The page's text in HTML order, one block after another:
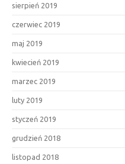
sierpień 2019
czerwiec 2019
maj 2019
kwiecień 2019
marzec 2019
luty 2019
styczeń 2019
grudzień 2018
listopad 2018